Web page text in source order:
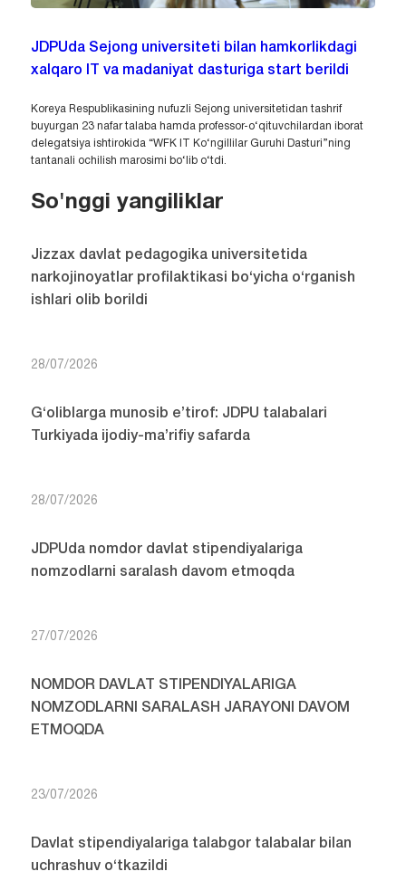
JDPUda Sejong universiteti bilan hamkorlikdagi
xalqaro IT va madaniyat dasturiga start berildi
Koreya Respublikasining nufuzli Sejong universitetidan tashrif
buyurgan 23 nafar talaba hamda professor-o‘qituvchilardan iborat
delegatsiya ishtirokida “WFK IT Ko‘ngillilar Guruhi Dasturi”ning
tantanali ochilish marosimi bo‘lib o‘tdi.
So'nggi yangiliklar
Jizzax davlat pedagogika universitetida
narkojinoyatlar profilaktikasi bo‘yicha o‘rganish
ishlari olib borildi
28/07/2026
G‘oliblarga munosib e’tirof: JDPU talabalari
Turkiyada ijodiy-ma’rifiy safarda
28/07/2026
JDPUda nomdor davlat stipendiyalariga
nomzodlarni saralash davom etmoqda
27/07/2026
NOMDOR DAVLAT STIPENDIYALARIGA
NOMZODLARNI SARALASH JARAYONI DAVOM
ETMOQDA
23/07/2026
Davlat stipendiyalariga talabgor talabalar bilan
uchrashuv o‘tkazildi